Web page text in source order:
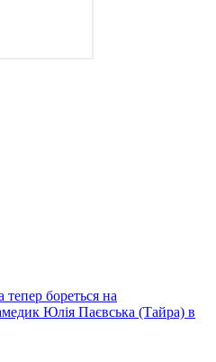
бореться на
Юлія Паєвська (Тайра) в